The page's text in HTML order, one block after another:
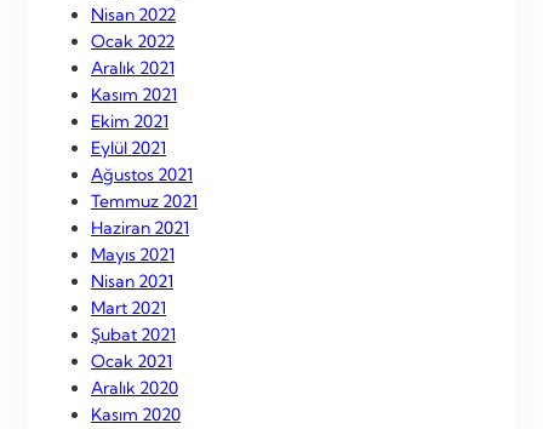
Nisan 2022
Ocak 2022
Aralık 2021
Kasım 2021
Ekim 2021
Eylül 2021
Ağustos 2021
Temmuz 2021
Haziran 2021
Mayıs 2021
Nisan 2021
Mart 2021
Şubat 2021
Ocak 2021
Aralık 2020
Kasım 2020